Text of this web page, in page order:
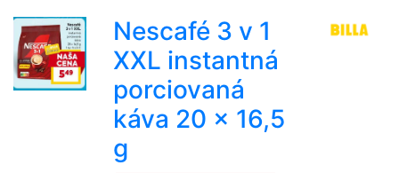
Nescafé 3 v 1
XXL instantná
porciovaná
káva 20 x 16,5
g